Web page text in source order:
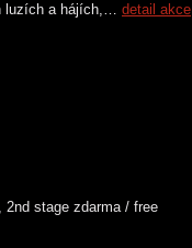
luzích a hájích,… detail akce
2nd stage zdarma / free